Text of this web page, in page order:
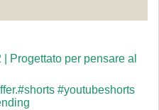
Progettato per pensare al
#youtubeshorts